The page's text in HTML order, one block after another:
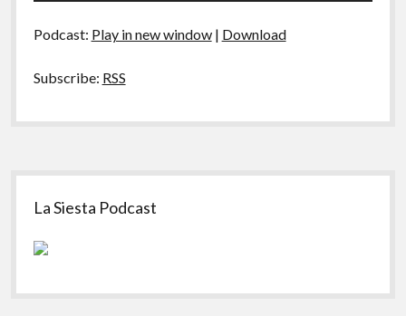
não
Podcast: Play in new window| Download
Subscribe: RSS
Sidebar
La Siesta Podcast